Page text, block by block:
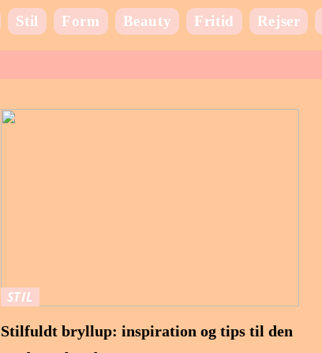
Stil Form Beauty Fritid Rejser
STIL
Stilfuldt bryllup: inspiration og tips til den